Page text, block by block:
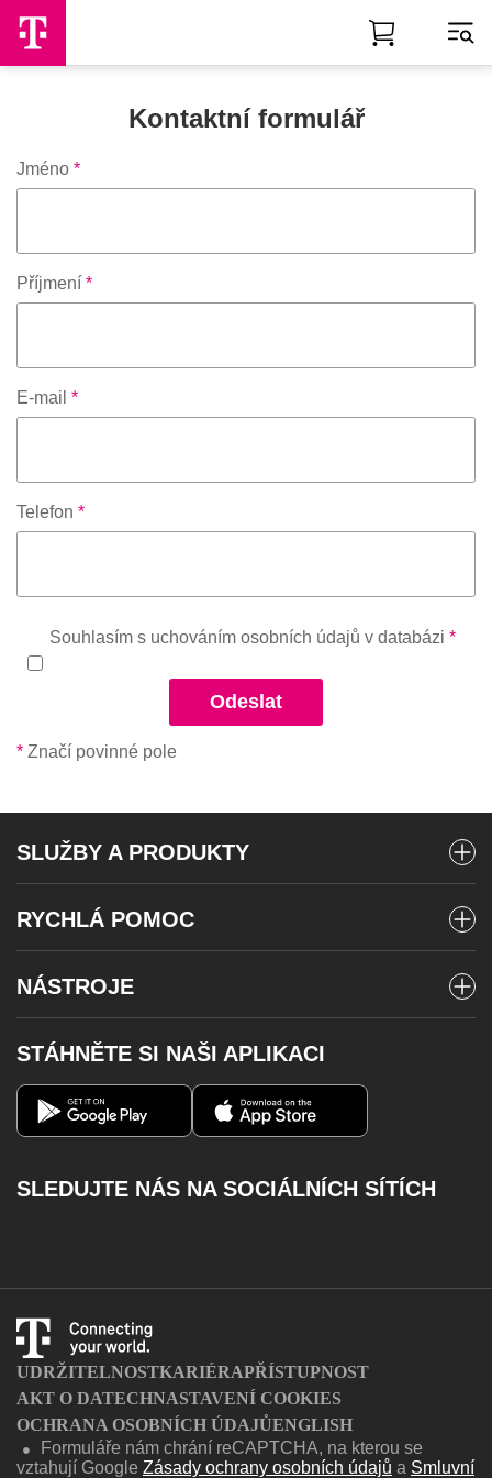
Skip to Main Content
Kontaktní formulář
Jméno *
Příjmení *
E-mail *
Telefon *
Souhlasím s uchováním osobních údajů v databázi *
Odeslat
* Značí povinné pole
SLUŽBY A PRODUKTY
Předplacené karty
Internet
Telefony a zařízení
Magenta 1
RYCHLÁ POMOC
Stav objednávky
Roaming
Volání na barevné linky
NÁSTROJE
Vyzvednout MMS
Můj T-Mobile
Dobít kredit
STÁHNĚTE SI NAŠI APLIKACI
SLEDUJTE NÁS NA SOCIÁLNÍCH SÍTÍCH
UDRŽITELNOSTKARIÉRAPŘÍSTUPNOST
AKT O DATECHNASTAVENÍ COOKIES
OCHRANA OSOBNÍCH ÚDAJŮENGLISH
●
Formuláře nám chrání reCAPTCHA, na kterou se
vztahují Google Zásady ochrany osobních údajů a Smluvní